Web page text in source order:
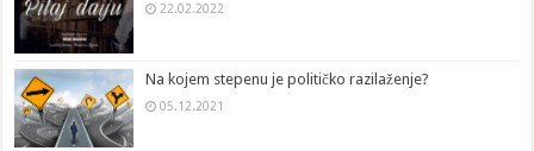
22.02.2022
Na kojem stepenu je političko razilaženje?
05.12.2021